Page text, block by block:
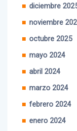
diciembre
noviembre
octubre 2025
mayo 2024
abril 2024
marzo 2024
febrero 2024
enero 2024